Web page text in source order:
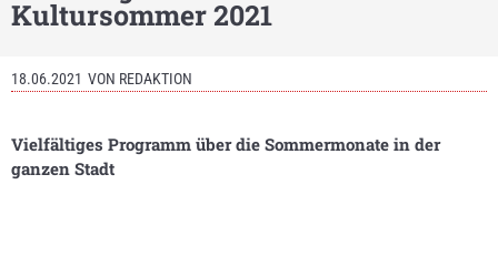
Kultursommer 2021
18.06.2021 VON REDAKTION
Vielfältiges Programm über die Sommermonate in der
ganzen Stadt